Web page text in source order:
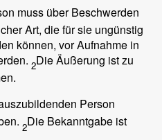
muss über Beschwerden
Art, die für sie ungünstig
können, vor Aufnahme in
2Die Äußerung ist zu
Person
2Die Bekanntgabe ist